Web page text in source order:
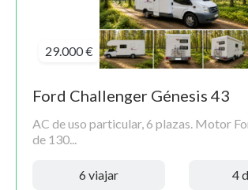
29.000 €
Ford Challenger Génesis 43
AC de uso particular, 6 plazas. Motor
de 130...
6 viajar 4